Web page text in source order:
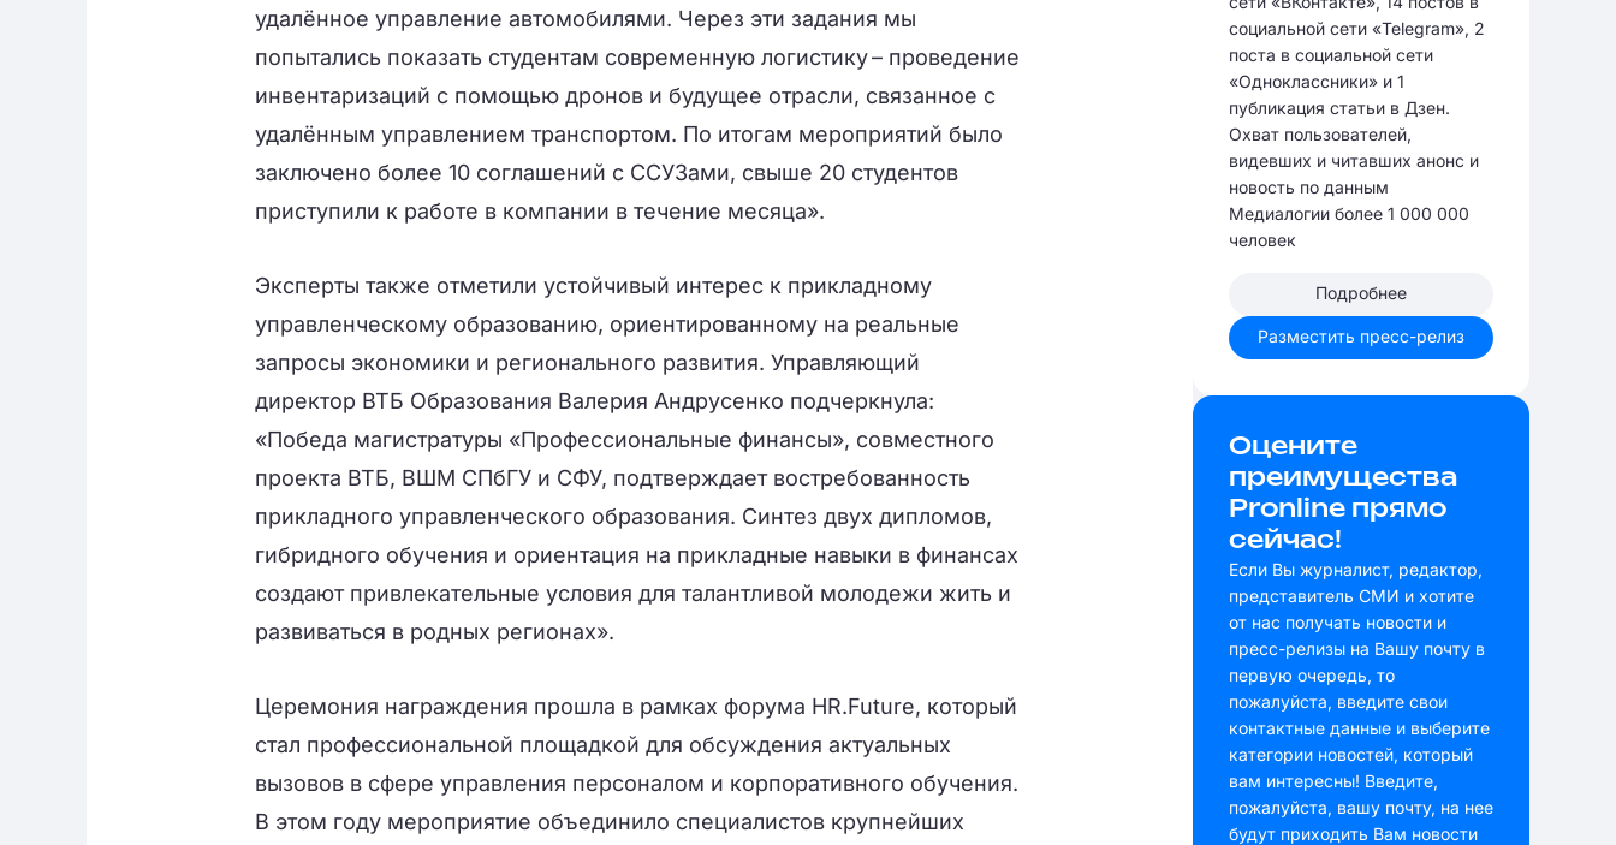
удалённое управление автомобилями. Через эти задания мы
попытались показать студентам современную логистику – проведение
инвентаризаций с помощью дронов и будущее отрасли, связанное с
удалённым управлением транспортом. По итогам мероприятий было
заключено более 10 соглашений с ССУЗами, свыше 20 студентов
приступили к работе в компании в течение месяца».
Эксперты также отметили устойчивый интерес к прикладному
управленческому образованию, ориентированному на реальные
запросы экономики и регионального развития. Управляющий
директор ВТБ Образования Валерия Андрусенко подчеркнула:
«Победа магистратуры «Профессиональные финансы», совместного
проекта ВТБ, ВШМ СПбГУ и СФУ, подтверждает востребованность
прикладного управленческого образования. Синтез двух дипломов,
гибридного обучения и ориентация на прикладные навыки в финансах
создают привлекательные условия для талантливой молодежи жить и
развиваться в родных регионах».
Церемония награждения прошла в рамках форума HR.Future, который
стал профессиональной площадкой для обсуждения актуальных
вызовов в сфере управления персоналом и корпоративного обучения.
В этом году мероприятие объединило специалистов крупнейших
социальной сети «Telegram», 2
поста в социальной сети
«Одноклассники» и 1
публикация статьи в Дзен.
Охват пользователей,
видевших и читавших анонс и
новость по данным
Медиалогии более 1 000 000
человек
Подробнее
Разместить пресс-релиз
Оцените
преимущества
Pronline прямо
сейчас!
Если Вы журналист, редактор,
представитель СМИ и хотите
от нас получать новости и
пресс-релизы на Вашу почту в
первую очередь, то
пожалуйста, введите свои
контактные данные и выберите
категории новостей, который
вам интересны! Введите,
пожалуйста, вашу почту, на нее
будут приходить Вам новости